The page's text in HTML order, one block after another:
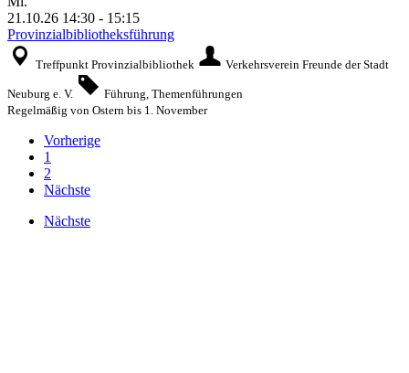
21.10.26 14:30 - 15:15
Provinzialbibliotheksführung
Treffpunkt Provinzialbibliothek Verkehrsverein Freunde der Stadt
Neuburg e. V.
Führung, Themenführungen
Regelmäßig von Ostern bis 1. November
Vorherige
1
2
Nächste
Nächste